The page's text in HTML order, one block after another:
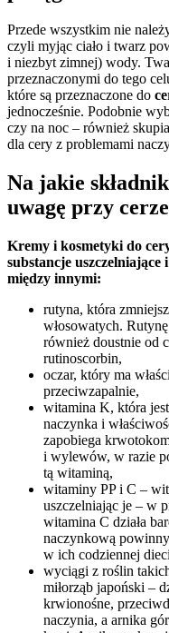
Przede wszystkim nie
czyli myjąc ciało i twarz
i niezbyt zimnej) wody.
przeznaczonymi do tego
które są przeznaczone do
jednocześnie. Podobnie
czy na noc – również
dla cery z problemami
Na jakie
uwagę przy
Kremy i kosmetyki do
substancje uszczelniające
między innymi:
rutyna, która
włosowatych.
również doustnie od
rutinoscorbin,
oczar, który ma
przeciwzapalnie,
witamina K, która
naczynka i
zapobiega
i wylewów, w razie
tą witaminą,
witaminy PP i C –
uszczelniając je – w
witamina C działa
naczynkową
w ich codziennej
wyciągi z roślin
miłorząb japoński –
krwionośne,
naczynia, a arnika